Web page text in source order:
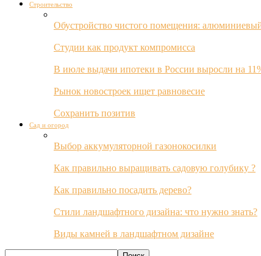
Строительство
Обустройство чистого помещения:
Студии как продукт компромисса
В июле выдачи ипотеки в России выросли на
Рынок новостроек ищет равновесие
Сохранить позитив
Сад и огород
Выбор аккумуляторной газонокосилки
Как правильно выращивать садовую голубику ?
Как правильно посадить дерево?
Стили ландшафтного дизайна: что нужно знать?
Виды камней в ландшафтном дизайне